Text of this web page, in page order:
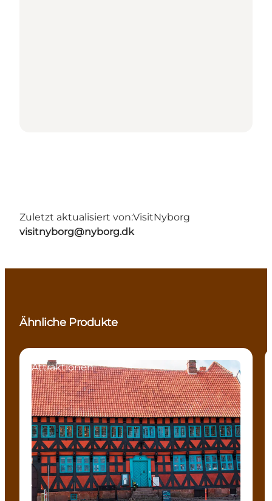
Zuletzt aktualisiert von:VisitNyborg
visitnyborg@nyborg.dk
Ähnliche Produkte
Attraktionen